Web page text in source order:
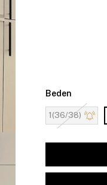
Beden
1(36/38)